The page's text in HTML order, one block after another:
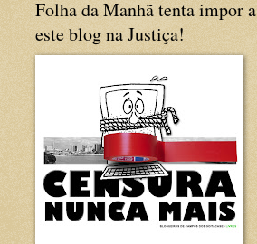
Folha da Manhã tenta impor a
este blog na Justiça!